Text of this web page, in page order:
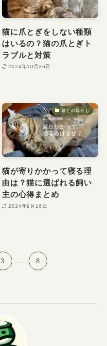
猫に爪とぎをしない種類
はいるの？猫の爪とぎト
ラブルと対策
2024年10月26日
猫との暮らし
猫が寄りかかって寝る理
由は？猫に選ばれる飼い
主の心得まとめ
2024年9月16日
3 8